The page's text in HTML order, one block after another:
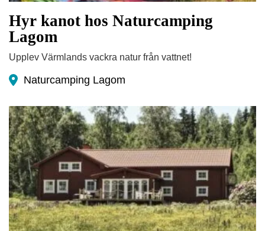
Hyr kanot hos Naturcamping
Lagom
Upplev Värmlands vackra natur från vattnet!
Naturcamping Lagom